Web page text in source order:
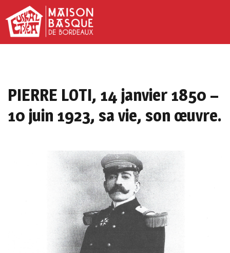
PIERRE LOTI, 14 janvier 1850 –
10 juin 1923, sa vie, son œuvre.